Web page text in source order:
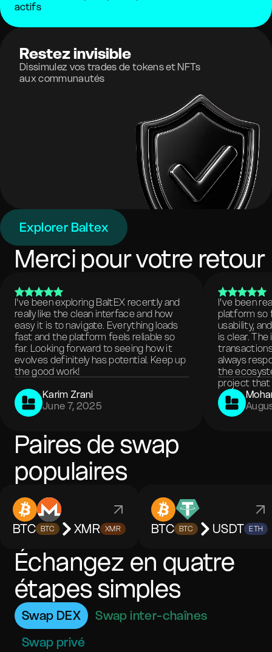
actifs
Restez invisible
Dissimulez vos trades de tokens et NFTs
aux communautés
Explorer Baltex
Merci pour votre retour
I've been exploring BaltEX recently and
really like the clean interface and how
easy it is to navigate. Everything loads
fast and the platform feels reliable so
far. Looking forward to seeing how it
evolves definitely has potential. Keep up
the good work!
Karim Zrani
June 7, 2025
I’ve been
platform so
usability,
is clear.
always
the
project that
Paires de swap
populaires
BTC BTC XMR XMR BTC BTC USDT ETH
Échangez en quatre
étapes simples
Swap DEX
Swap inter-chaînes
Swap privé